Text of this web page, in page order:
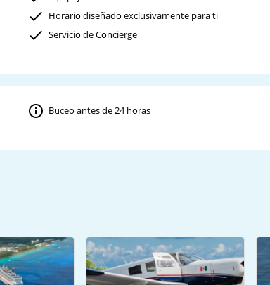
Horario diseñado exclusivamente para ti
Servicio de Concierge
Buceo antes de 24 horas